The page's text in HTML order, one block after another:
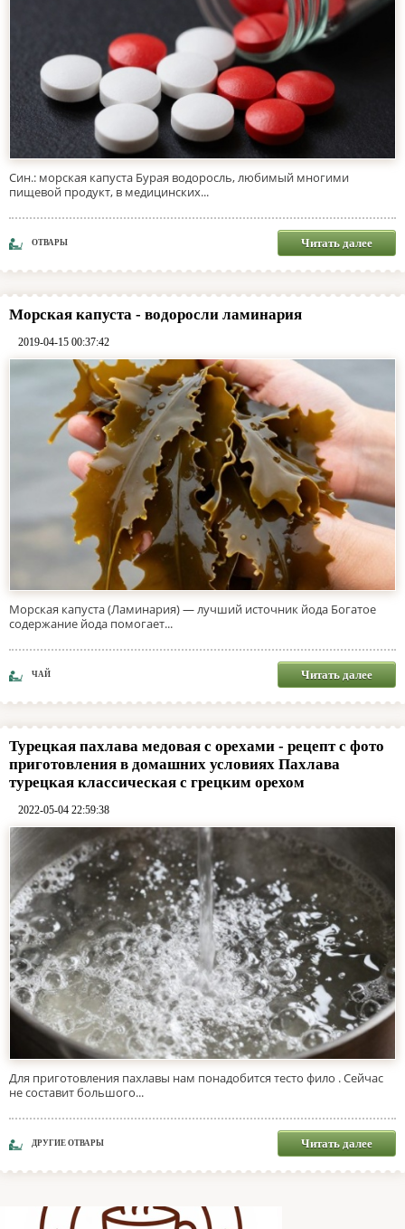
Син.: морская капуста Бурая водоросль, любимый многими
пищевой продукт, в медицинских...
ОТВАРЫ Читать далее
Морская капуста - водоросли ламинария
2019-04-15 00:37:42
Морская капуста (Ламинария) — лучший источник йода Богатое
содержание йода помогает...
ЧАЙ Читать далее
Турецкая пахлава медовая с орехами - рецепт с фото
приготовления в домашних условиях Пахлава
турецкая классическая с грецким орехом
2022-05-04 22:59:38
Для приготовления пахлавы нам понадобится тесто фило . Сейчас
не составит большого...
ДРУГИЕ ОТВАРЫ Читать далее